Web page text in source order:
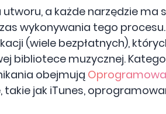
a każde narzędzie ma
wykonywania tego
(wiele bezpłatnych),
bibliotece muzycznej.
obejmują
jak iTunes,